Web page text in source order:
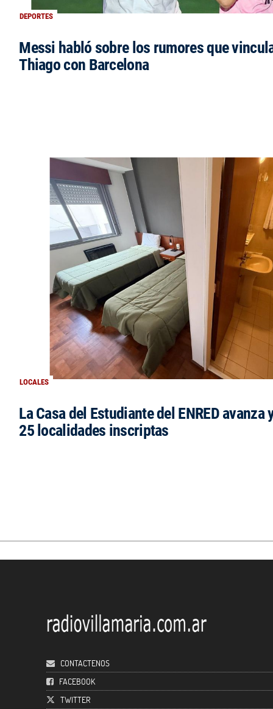
DEPORTES
Messi habló sobre los rumores que
Thiago con Barcelona
LOCALES
La Casa del Estudiante del ENRED avanza
25 localidades inscriptas
CONTACTENOS
FACEBOOK
TWITTER